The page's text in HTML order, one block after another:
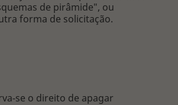
de pirâmide", ou
forma de solicitação.
se o direito de apagar